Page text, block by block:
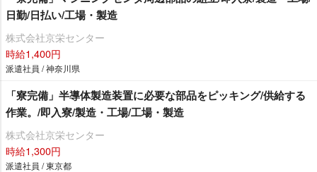
日勤/日払い/工場・製造
株式会社京栄センター
時給1,400円
派遣社員 / 神奈川県
「寮完備」半導体製造装置に必要な部品をピッキング/供給する
作業。/即入寮/製造・工場/工場・製造
株式会社京栄センター
時給1,300円
派遣社員 / 東京都